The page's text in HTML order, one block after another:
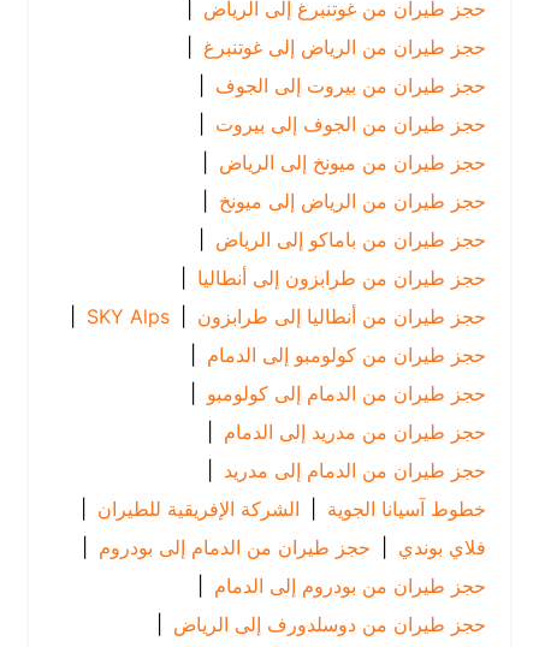
حجز طيران من غوتنبرغ إلى الرياض
|
حجز طيران من الرياض إلى غوتنبرغ |
حجز طيران من بيروت إلى الجوف |
حجز طيران من الجوف إلى بيروت
|
حجز طيران من ميونخ إلى الرياض
|
حجز طيران من الرياض إلى ميونخ |
حجز طيران من باماكو إلى الرياض
|
حجز طيران من طرابزون إلى أنطاليا
|
حجز طيران من أنطاليا إلى طرابزون |
SKY Alps
|
حجز طيران من كولومبو إلى الدمام
|
حجز طيران من الدمام إلى كولومبو |
حجز طيران من مدريد إلى الدمام
|
حجز طيران من الدمام إلى مدريد |
خطوط آسيانا الجوية
| الشركة الإفريقية للطيران |
فلاي بوندي | حجز طيران من الدمام إلى بودروم |
حجز طيران من بودروم إلى الدمام
|
حجز طيران من دوسلدورف إلى الرياض
|